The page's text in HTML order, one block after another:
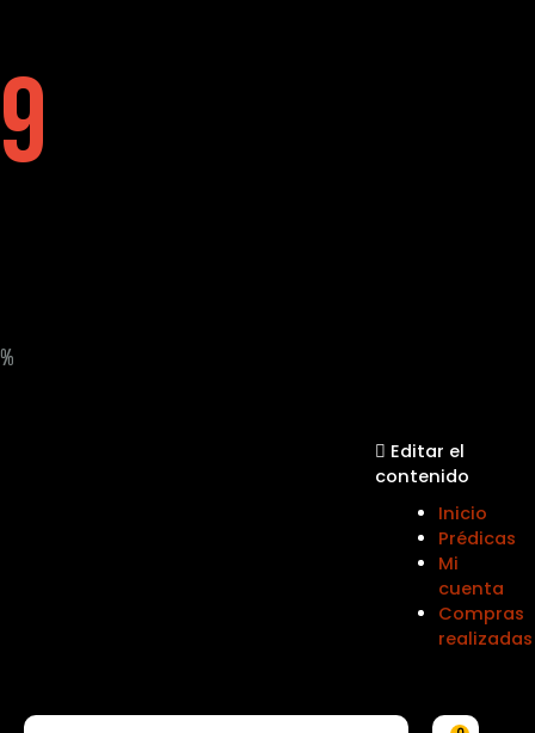
9
%
Editar el
contenido
Inicio
Prédicas
Mi
cuenta
Compras
realizadas
Search